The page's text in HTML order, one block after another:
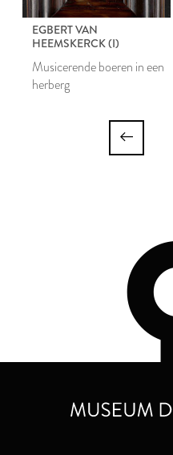
EGBERT VAN
HEEMSKERCK (I)
Musicerende boeren in een
herberg